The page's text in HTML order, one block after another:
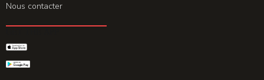
Nous contacter